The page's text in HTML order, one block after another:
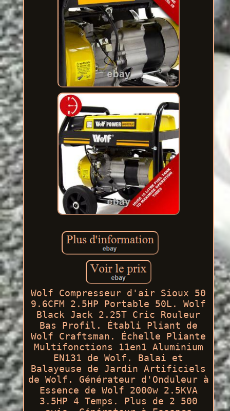
Wolf Compresseur d'air Sioux 50
9.6CFM 2.5HP Portable 50L. Wolf
Black Jack 2.25T Cric Rouleur
Bas Profil. Établi Pliant de
Wolf Craftsman. Échelle Pliante
Multifonctions 11en1 Aluminium
EN131 de Wolf. Balai et
Balayeuse de Jardin Artificiels
de Wolf. Générateur d'Onduleur à
Essence de Wolf 2000w 2.5KVA
3.5HP 4 Temps. Plus de 2 500